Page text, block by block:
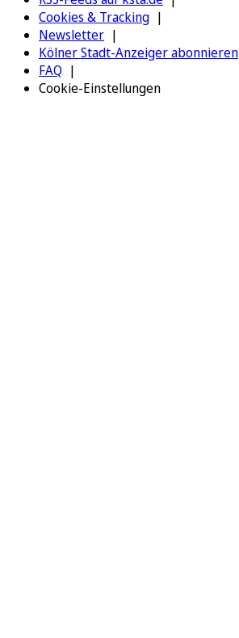
Cookies & Tracking
Newsletter
Kölner Stadt-Anzeiger abonnieren
FAQ
Cookie-Einstellungen